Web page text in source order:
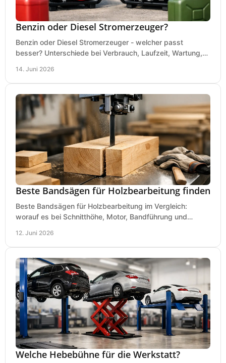
Benzin oder Diesel Stromerzeuger?
Benzin oder Diesel Stromerzeuger - welcher passt
besser? Unterschiede bei Verbrauch, Laufzeit, Wartung,
14. Juni 2026
Beste Bandsägen für Holzbearbeitung finden
Beste Bandsägen für Holzbearbeitung im Vergleich:
worauf es bei Schnitthöhe, Motor, Bandführung und
12. Juni 2026
Welche Hebebühne für die Werkstatt?